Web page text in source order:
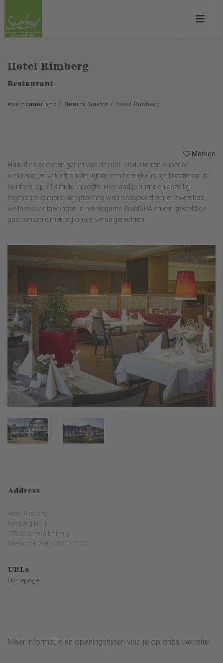
Hotel Rimberg
Restaurant
#deinsauerland / Neusta Gastro / Hotel Rimberg
Merken
Haal diep adem en geniet van de rust: Dit 4-sterren superior
wellness- en vakantiehotel ligt op een heerlijk rustige locatie op de
Rimberg op 713 meter hoogte. Hier vind je ruime en gezellig
ingerichte kamers, een prachtig wellnessgedeelte met zwembad,
wellnessaanbiedingen in het elegante WaldSPA en een geweldige
gastronomie met regionale, verse gerechten.
Address
Hotel Rimberg
Rimberg Nr. 1
57392 Schmallenberg
Telefoon: +49 (0) 2974 - 7770
URLs
Homepage
Meer informatie en openingstijden vind je op onze website.